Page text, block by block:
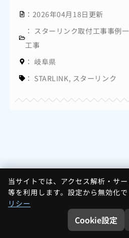
当サイトでは、アクセス解析・サ
等を利用します。設定から無効化で
リシー
Cookie設定
：2026年04月18日更新
： スターリンク取付工事事例
工事
： 岐阜県
： STARLINK, スターリンク